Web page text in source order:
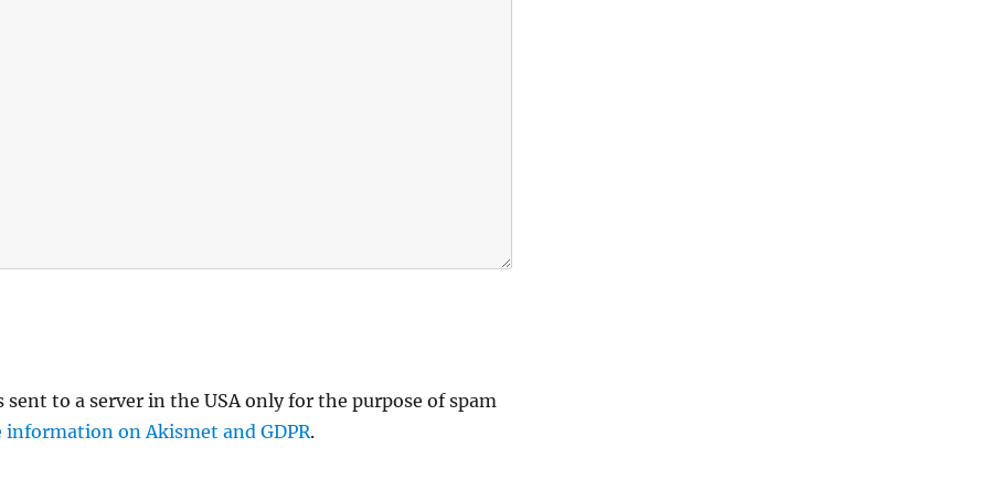
to a server in the USA only for the purpose of spam
information on Akismet and GDPR.